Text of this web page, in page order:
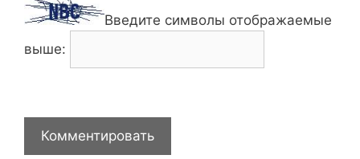
Введите символы отображаемые
выше: